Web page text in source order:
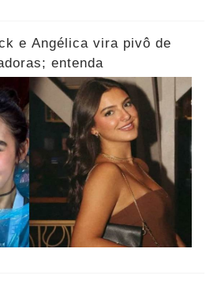
e Angélica vira pivô de
entenda